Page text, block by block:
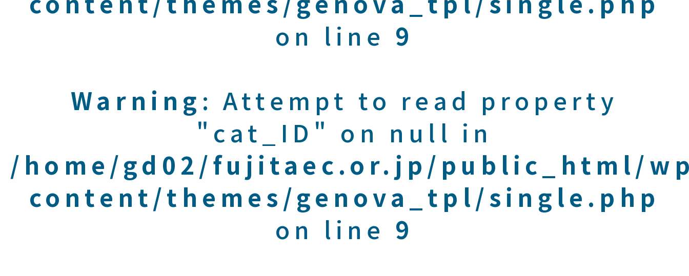
on line 9
Warning : Attempt to read property
"cat_ID" on null in
/home/gd02/fujitaec.or.jp/public_html/
content/themes/genova_tpl/single.php
on line 9